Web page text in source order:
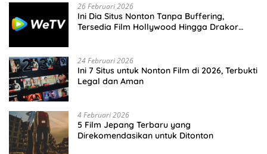
26 Februari 2026
Ini Dia Situs Nonton Tanpa Buffering,
Tersedia Film Hollywood Hingga Drakor
24 Februari 2026
Ini 7 Situs untuk Nonton Film di 2026, Terbukti
Legal dan Aman
4 Februari 2026
5 Film Jepang Terbaru yang
Direkomendasikan untuk Ditonton